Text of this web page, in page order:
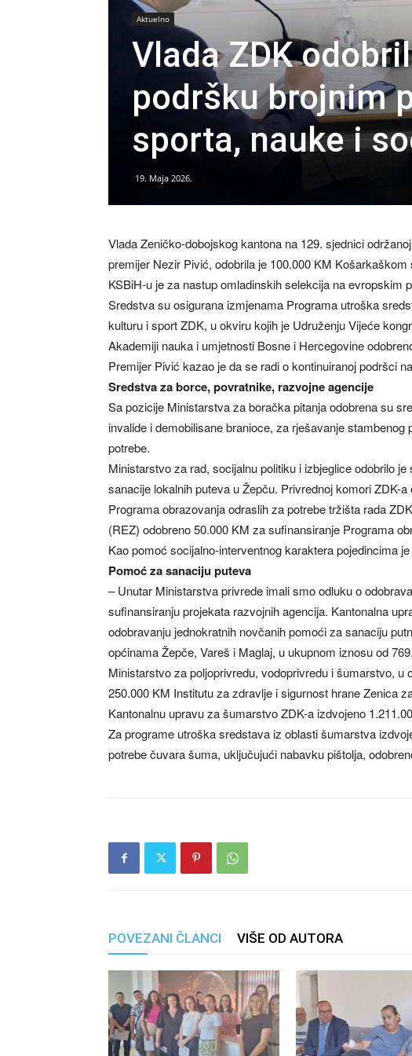
Aktuelno
Vlada ZDK
podršku brojnim
sporta, nauke i
19. Maja 2026.
Vlada Zeničko-dobojskog kantona na 129. sjednici
premijer Nezir Pivić, odobrila je 100.000 KM
KSBiH-u je za nastup omladinskih selekcija na evropskim
Sredstva su osigurana izmjenama Programa utroška
kulturu i sport ZDK, u okviru kojih je Udruženju Vijeće
Akademiji nauka i umjetnosti Bosne i Hercegovine
Premijer Pivić kazao je da se radi o kontinuiranoj podršci
Sredstva za borce, povratnike, razvojne agencije
Sa pozicije Ministarstva za boračka pitanja odobrena su
invalide i demobilisane branioce, za rješavanje
potrebe.
Ministarstvo za rad, socijalnu politiku i izbjeglice odobrilo
sanacije lokalnih puteva u Žepču. Privrednoj komori ZDK-
Programa obrazovanja odraslih za potrebe tržišta rada
(REZ) odobreno 50.000 KM za sufinansiranje Programa
Kao pomoć socijalno-interventnog karaktera pojedincima
Pomoć za sanaciju puteva
– Unutar Ministarstva privrede imali smo odluku o
sufinansiranju projekata razvojnih agencija. Kantonalna
odobravanju jednokratnih novčanih pomoći za sanaciju
općinama Žepče, Vareš i Maglaj, u ukupnom iznosu od
Ministarstvo za poljoprivredu, vodoprivredu i šumarstvo,
250.000 KM Institutu za zdravlje i sigurnost hrane Zenica
Kantonalnu upravu za šumarstvo ZDK-a izdvojeno
Za programe utroška sredstava iz oblasti šumarstva
potrebe čuvara šuma, uključujući nabavku pištolja,
POVEZANI ČLANCI VIŠE OD AUTORA